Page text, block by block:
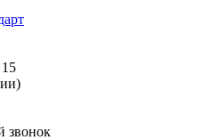
звонок